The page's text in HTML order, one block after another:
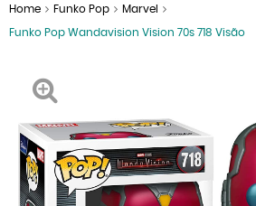
Home Funko Pop Marvel
Funko Pop Wandavision Vision 70s 718 Visão